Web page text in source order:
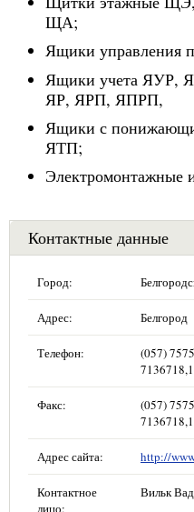
ЩА;
Ящики управления
Ящики учета ЯУР,
ЯР, ЯРП, ЯПРП,
Ящики с
ЯТП;
Электромонтажные
Контактные данные
Город:
Адрес: Белгород
Телефон:
(057)
Факс:
(057)
Адрес сайта: http://
Контактное
лицо:
Вильк